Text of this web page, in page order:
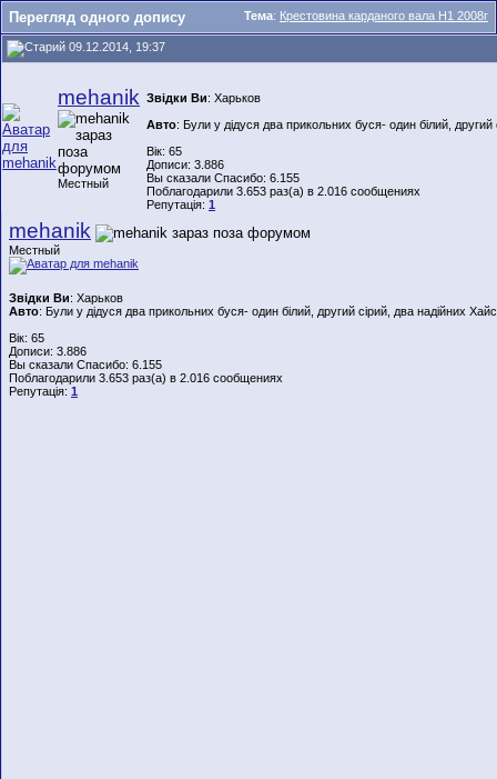
Тема: Крестовина карданого вала Н1 2008г
Перегляд одного допису
09.12.2014, 19:37
mehanik
Местный
Звідки Ви: Харьков
Авто: Були у дідуся два прикольних буся- один білий, другий
Вік: 65
Дописи: 3.886
Вы сказали Спасибо: 6.155
Поблагодарили 3.653 раз(а) в 2.016 сообщениях
Репутація: 1
mehanik
Местный
Звідки Ви: Харьков
Авто: Були у дідуся два прикольних буся- один білий, другий сірий, два надійних
Вік: 65
Дописи: 3.886
Вы сказали Спасибо: 6.155
Поблагодарили 3.653 раз(а) в 2.016 сообщениях
Репутація: 1